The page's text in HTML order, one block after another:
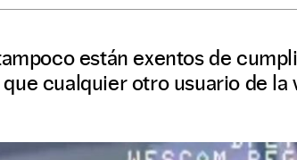
están exentos de
cualquier otro usuario de la